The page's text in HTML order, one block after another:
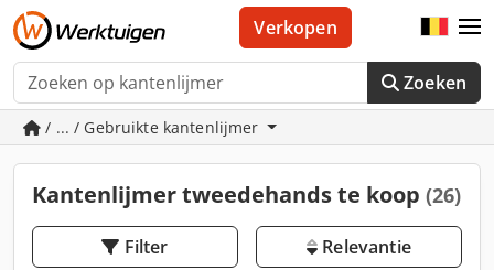
Zoeken
Verkopen
/ ... / Gebruikte kantenlijmer
Kantenlijmer tweedehands te koop (26)
Filter Relevantie